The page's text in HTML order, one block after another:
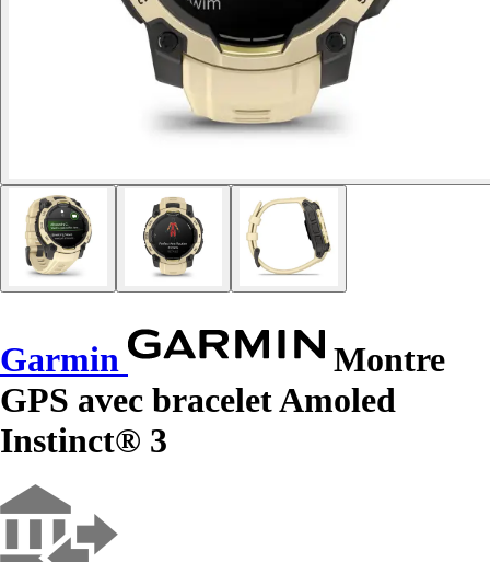
Garmin
Montre
GPS avec bracelet Amoled
Instinct® 3